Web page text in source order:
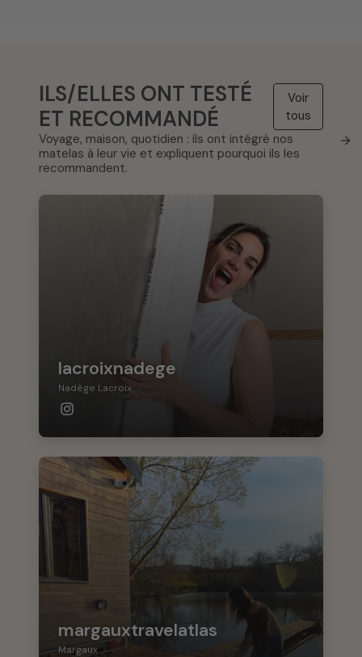
ILS/ELLES ONT TESTÉ
ET RECOMMANDÉ
Voir
tous
→
Voyage, maison, quotidien : ils ont intégré nos
matelas à leur vie et expliquent pourquoi ils les
recommandent.
lacroixnadege
Nadège Lacroix
margauxtravelatlas
Margaux